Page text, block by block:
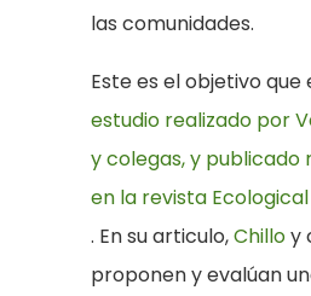
las comunidades.
Este es el objetivo
estudio realizado por
y colegas, y
en la revista
. En su articulo,Chilloy
proponen y evalúan